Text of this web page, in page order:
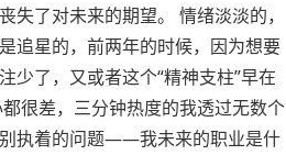
了对未来的期望。 情绪淡淡的，
追星的，前两年的时候，因为想要
少了，又或者这个“精神支柱”早在
很差，三分钟热度的我透过无数个
执着的问题——我未来的职业是什